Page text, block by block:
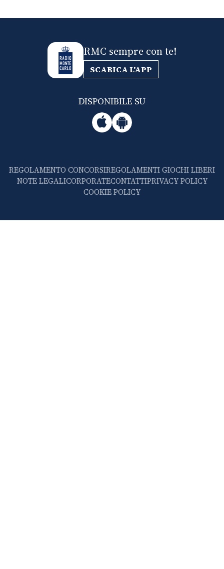
RMC sempre con te!
SCARICA L'APP
DISPONIBILE SU
REGOLAMENTO CONCORSIREGOLAMENTI GIOCHI LIBERI
NOTE LEGALICORPORATECONTATTIPRIVACY POLICY
COOKIE POLICY